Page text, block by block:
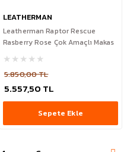
LEATHERMAN
Leatherman Raptor Rescue
Rasberry Rose Çok Amaçlı Makas
5.850,00 TL
5.557,50 TL
Sepete Ekle